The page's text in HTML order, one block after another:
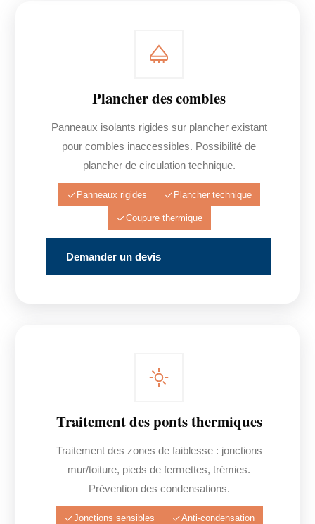
Plancher des combles
Panneaux isolants rigides sur plancher existant
pour combles inaccessibles. Possibilité de
plancher de circulation technique.
Panneaux rigides Plancher technique
Coupure thermique
Demander un devis
Traitement des ponts thermiques
Traitement des zones de faiblesse : jonctions
mur/toiture, pieds de fermettes, trémies.
Prévention des condensations.
Jonctions sensibles Anti-condensation